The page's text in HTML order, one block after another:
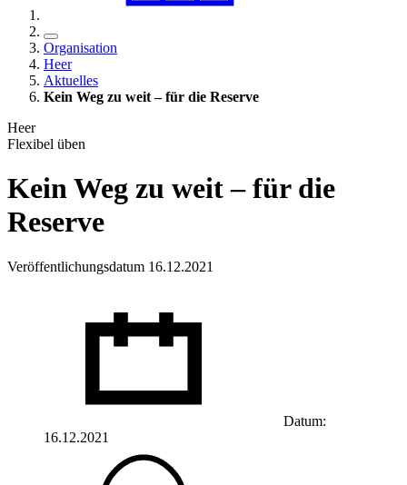
Organisation
Heer
Aktuelles
Kein Weg zu weit – für die Reserve
Heer
Flexibel üben
Kein Weg zu weit – für die
Reserve
Veröffentlichungsdatum 16.12.2021
Datum:
16.12.2021